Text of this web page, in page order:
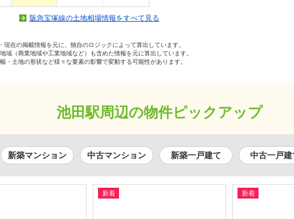
阪急宝塚線の土地相場情報をすべて見る
在の掲載情報を元に、独自のロジックによって算出しています。
（商業地域や工業地域など）も含めた情報を元に算出しています。
土地の形状など様々な要素の影響で変動する可能性があります。
池田駅周辺の物件ピックアップ
新築マンション 中古マンション 新築一戸建て 中古一戸建
新着 新着